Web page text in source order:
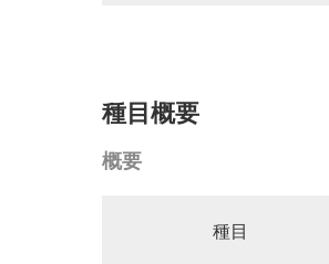
種目概要
概要
種目